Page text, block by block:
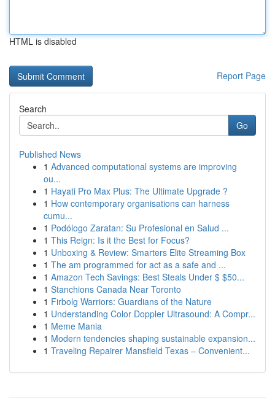
HTML is disabled
Report Page
Search
Go
Published News
1 Advanced computational systems are improving
ou...
1 Hayati Pro Max Plus: The Ultimate Upgrade ?
1 How contemporary organisations can harness
cumu...
1 Podólogo Zaratan: Su Profesional en Salud ...
1 This Reign: Is it the Best for Focus?
1 Unboxing & Review: Smarters Elite Streaming Box
1 The am programmed for act as a safe and ...
1 Amazon Tech Savings: Best Steals Under $ $50...
1 Stanchions Canada Near Toronto
1 Firbolg Warriors: Guardians of the Nature
1 Understanding Color Doppler Ultrasound: A Compr...
1 Meme Mania
1 Modern tendencies shaping sustainable expansion...
1 Traveling Repairer Mansfield Texas – Convenient...